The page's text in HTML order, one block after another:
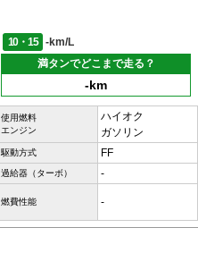
10・15
-km/L
満タンでどこまで走る？
-km
使用燃料
エンジン
ハイオク
ガソリン
駆動方式 FF
過給器（ターボ） -
燃費性能 -